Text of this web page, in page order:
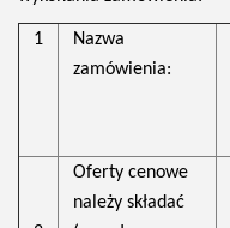
1
Nazwa
zamówienia:
Oferty cenowe
należy składać